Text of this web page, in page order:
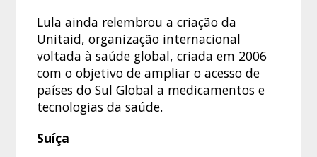
Lula ainda relembrou a criação da
Unitaid, organização internacional
voltada à saúde global, criada em 2006
com o objetivo de ampliar o acesso de
países do Sul Global a medicamentos e
tecnologias da saúde.
Suíça